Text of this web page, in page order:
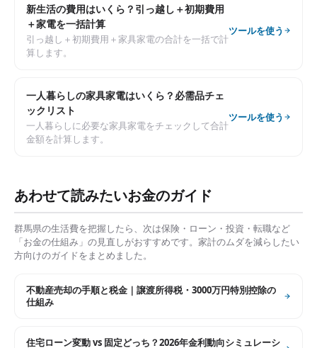
新生活の費用はいくら？引っ越し＋初期費用
＋家電を一括計算
引っ越し＋初期費用＋家具家電の合計を一括で計
算します。
ツールを使う
一人暮らしの家具家電はいくら？必需品チェ
ックリスト
一人暮らしに必要な家具家電をチェックして合計
金額を計算します。
ツールを使う
あわせて読みたいお金のガイド
群馬県の生活費を把握したら、次は保険・ローン・投資・転職など
「お金の仕組み」の見直しがおすすめです。家計のムダを減らしたい
方向けのガイドをまとめました。
不動産売却の手順と税金｜譲渡所得税・3000万円特別控除の
仕組み
住宅ローン変動 vs 固定どっち？2026年金利動向シミュレーシ